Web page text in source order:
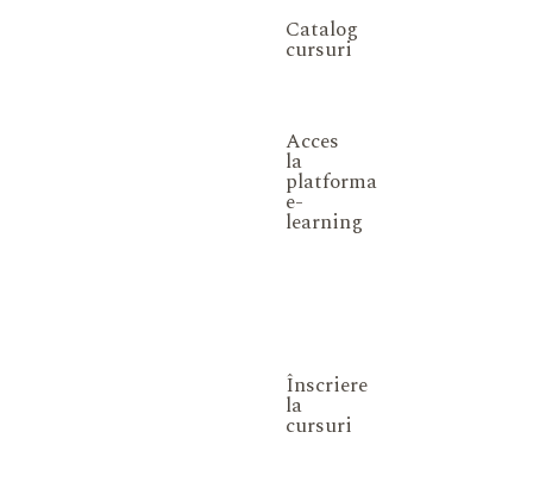
Catalog
cursuri
Acces
la
platforma
e-
learning
Înscriere
la
cursuri